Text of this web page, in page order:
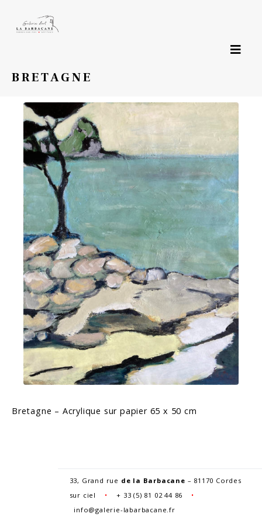
BRETAGNE
Bretagne – Acrylique sur papier 65 x 50 cm
33, Grand rue de la Barbacane – 81170 Cordes
sur ciel • + 33 (5) 81 02 44 86
•
info@galerie-labarbacane.fr